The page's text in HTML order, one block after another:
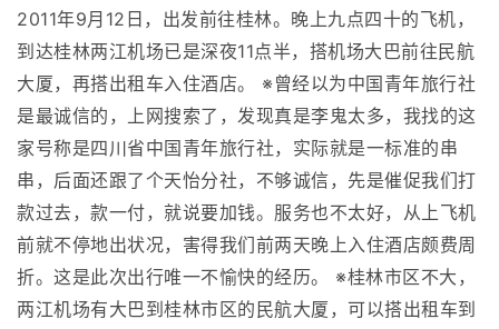
2011年9月12日，出发前往桂林。晚上九点四十的飞机，
到达桂林两江机场已是深夜11点半，搭机场大巴前往民航
大厦，再搭出租车入住酒店。 ※曾经以为中国青年旅行社
是最诚信的，上网搜索了，发现真是李鬼太多，我找的这
家号称是四川省中国青年旅行社，实际就是一标准的串
串，后面还跟了个天怡分社，不够诚信，先是催促我们打
款过去，款一付，就说要加钱。服务也不太好，从上飞机
前就不停地出状况，害得我们前两天晚上入住酒店颇费周
折。这是此次出行唯一不愉快的经历。 ※桂林市区不大，
两江机场有大巴到桂林市区的民航大厦，可以搭出租车到